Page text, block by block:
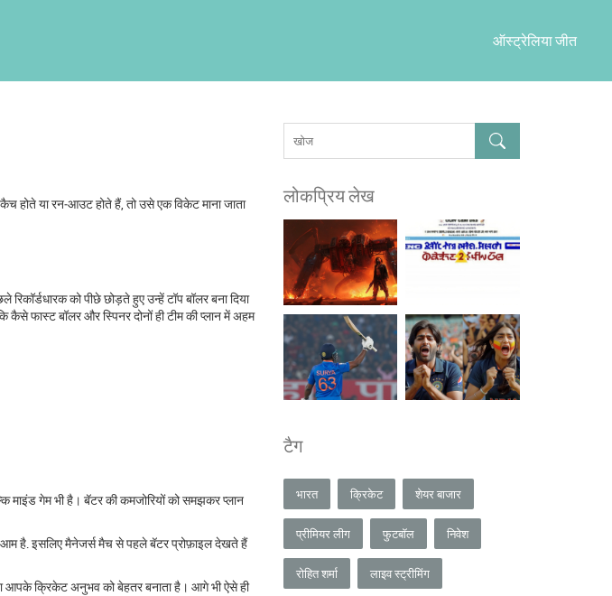
ऑस्ट्रेलिया जीत
होते या रन‑आउट होते हैं, तो उसे एक विकेट माना जाता
को पीछे छोड़ते हुए उन्हें टॉप बॉलर बना दिया
कैसे फास्ट बॉलर और स्पिनर दोनों ही टीम की प्लान में अहम
माइंड गेम भी है। बॅटर की कमजोरियों को समझकर प्लान
है. इसलिए मैनेजर्स मैच से पहले बॅटर प्रोफ़ाइल देखते हैं
आपके क्रिकेट अनुभव को बेहतर बनाता है। आगे भी ऐसे ही
लोकप्रिय लेख
टैग
भारत क्रिकेट शेयर बाजार
प्रीमियर लीग फुटबॉल निवेश
रोहित शर्मा लाइव स्ट्रीमिंग